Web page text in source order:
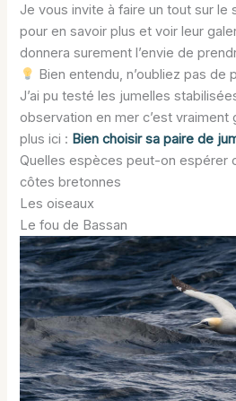
Je vous invite à faire un tout sur le
pour en savoir plus et voir leur
donnera surement l’envie de
Bien entendu, n’oubliez pas de
J’ai pu testé les jumelles
observation en mer c’est vraiment
plus ici : Bien choisir sa paire de
Quelles espèces peut-on espérer
côtes bretonnes
Les oiseaux
Le fou de Bassan